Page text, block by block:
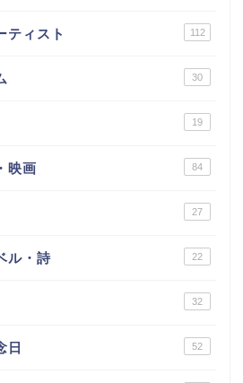
ティスト 112
30
19
映画 84
27
ル・詩 22
32
日 52